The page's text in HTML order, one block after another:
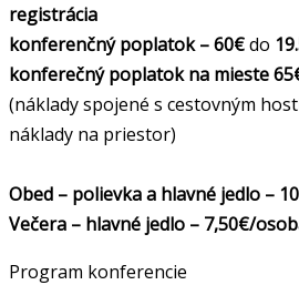
registrácia
konferenčný poplatok – 60€do
konferečný poplatok na mieste
(náklady spojené s cestovným
náklady na priestor)
Obed – polievka a hlavné jedlo –
Večera – hlavné jedlo – 7,50€/
Program konferencie